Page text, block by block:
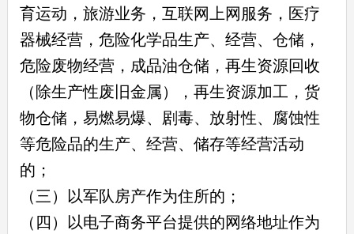
育运动，旅游业务，互联网上网服务，医疗
器械经营，危险化学品生产、经营、仓储，
危险废物经营，成品油仓储，再生资源回收
（除生产性废旧金属），再生资源加工，货
物仓储，易燃易爆、剧毒、放射性、腐蚀性
等危险品的生产、经营、储存等经营活动
的；
（三）以军队房产作为住所的；
（四）以电子商务平台提供的网络地址作为